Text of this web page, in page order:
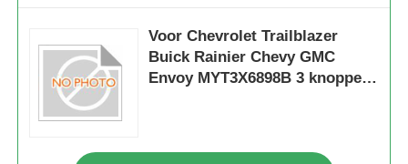
Voor Chevrolet Trailblazer
Buick Rainier Chevy GMC
Envoy MYT3X6898B 3 knoppen